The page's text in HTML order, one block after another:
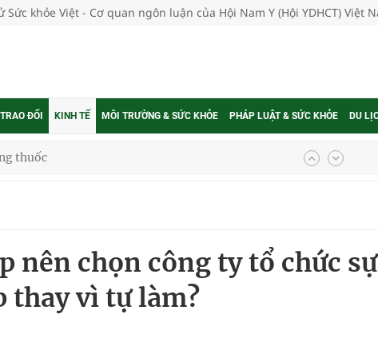
Sức khỏe Việt - Cơ quan ngôn luận của Hội Nam Y (Hội YDHCT) Việt
ĐỔI KINH TẾ MÔI TRƯỜNG & SỨC KHỎE PHÁP LUẬT & SỨC KHỎE DU
thuốc
khám sàng lọc cho người dân
cực hiệu quả
gia
nên chọn công ty tổ chức sự
thay vì tự làm?